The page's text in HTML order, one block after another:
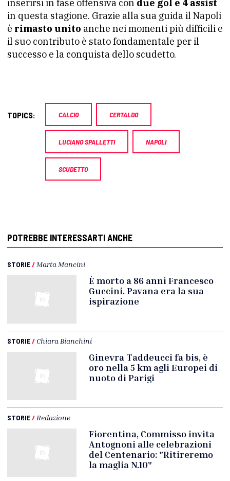
inserirsi in fase offensiva con due gol e 4 assist
in questa stagione. Grazie alla sua guida il Napoli
è rimasto unito anche nei momenti più difficili e
il suo contributo è stato fondamentale per il
successo e la conquista dello scudetto.
TOPICS: CALCIO CERTALDO
LUCIANO SPALLETTI NAPOLI
SCUDETTO
POTREBBE INTERESSARTI ANCHE
STORIE/Marta Mancini
È morto a 86 anni Francesco
Guccini. Pavana era la sua
ispirazione
STORIE/ Chiara Bianchini
Ginevra Taddeucci fa bis, è
oro nella 5 km agli Europei di
nuoto di Parigi
STORIE/Redazione
Fiorentina, Commisso invita
Antognoni alle celebrazioni
del Centenario: "Ritireremo
la maglia N.10"